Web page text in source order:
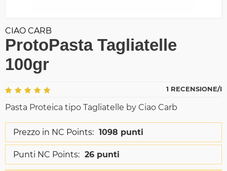
CIAO CARB
ProtoPasta Tagliatelle
100gr
1 RECENSIONE/I
Pasta Proteica tipo Tagliatelle by Ciao Carb
Prezzo in NC Points: 1098 punti
Punti NC Points: 26 punti